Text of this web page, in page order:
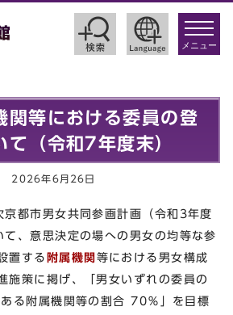
toggle
メニュー
関等における委員の登
て（令和7年度末）
2026年6月26日
都市男女共同参画計画（令和3年度
、意思決定の場への男女の均等な参
置する 附属機関 等における男女構成
施策に掲げ、「男女いずれの委員の
る附属機関等の割合 70％」を目標